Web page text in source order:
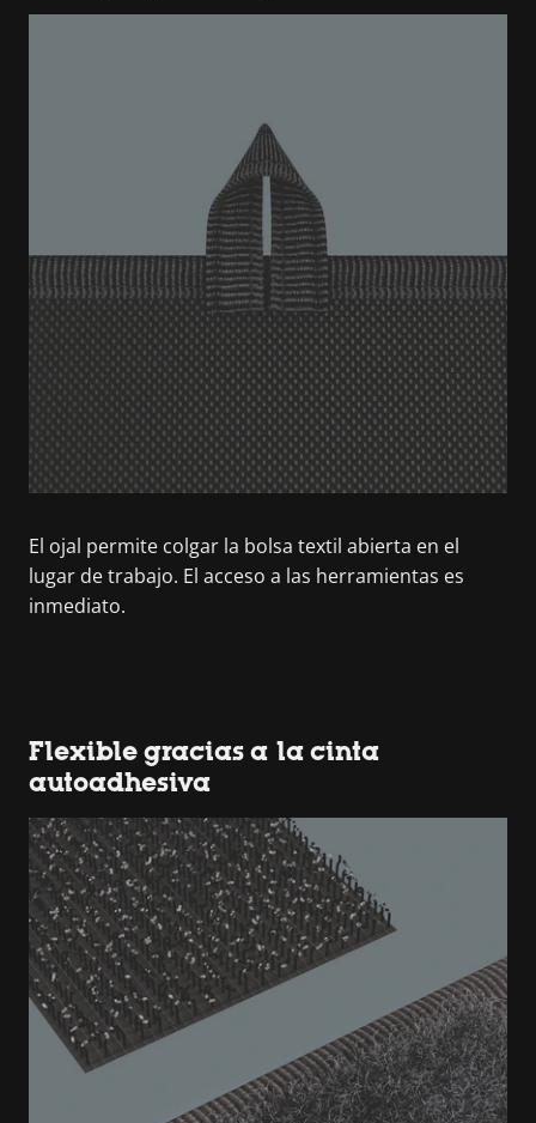
El ojal permite colgar la bolsa textil abierta en el
lugar de trabajo. El acceso a las herramientas es
inmediato.
Flexible gracias a la cinta
autoadhesiva